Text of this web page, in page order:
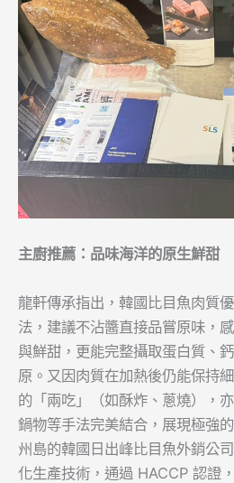
主廚推薦：品味海洋的原生鮮甜
龍軒傳承指出，韓國比目魚肉質
法，建議不沾醬直接品嘗原味，
與鮮甜，更能完整攝取蛋白質、
原。又因肉質在加熱後仍能保持
的「兩吃」（如酥炸、蔥燒），
鍋物等手法完美結合，展現極強
州島的韓國日出峰比目魚外銷公
化生產技術，通過 HACCP 認證